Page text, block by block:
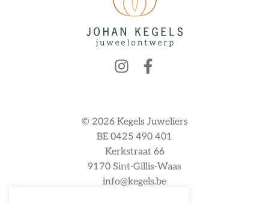
© 2026 Kegels Juweliers
BE 0425 490 401
Kerkstraat 66
9170 Sint-Gillis-Waas
info@kegels.be